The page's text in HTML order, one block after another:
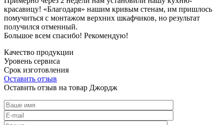
красавицу! «Благодаря» нашим кривым стенам, им пришлось
помучиться с монтажом верхних шкафчиков, но результат
получился отменный.
Большое всем спасибо! Рекомендую!
Качество продукции
Уровень сервиса
Срок изготовления
Оставить отзыв
Оставить отзыв на товар Джордж